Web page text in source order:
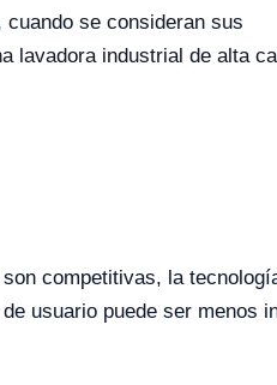
se consideran sus
lavadora industrial de alta
competitivas, la
usuario puede ser menos